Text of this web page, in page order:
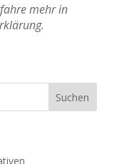
mehr in